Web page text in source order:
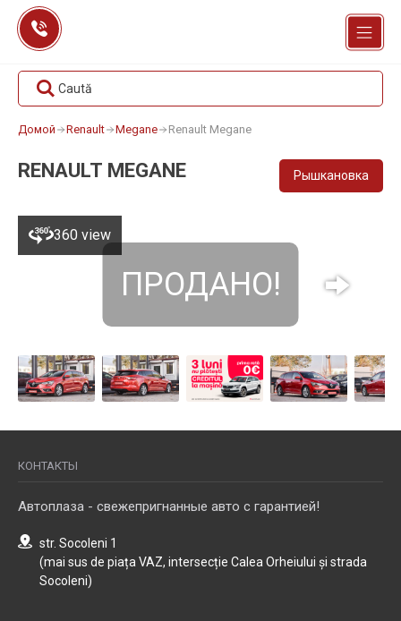
Перейти
содержанию
Caută
Домой Renault Megane Renault Megane
RENAULT MEGANE Рышкановка
360 view
ПРОДАНО!
КОНТАКТЫ
Автоплаза - свежепригнанные авто с гарантией!
str. Socoleni 1
(mai sus de piața VAZ, intersecție Calea Orheiului și strada
Socoleni)